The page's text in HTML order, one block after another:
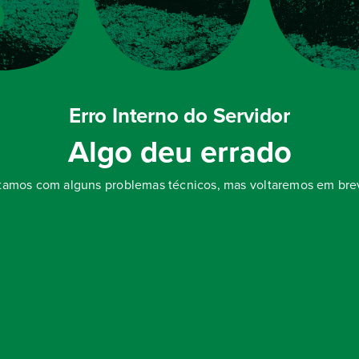
Erro Interno do Servidor
Algo deu errado
com alguns problemas técnicos, mas voltaremos em